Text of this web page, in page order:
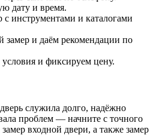
дату и время.
с инструментами и каталогами
и даём рекомендации по
и фиксируем цену.
служила долго, надёжно
проблем — начните с точного
входной двери, а также замер